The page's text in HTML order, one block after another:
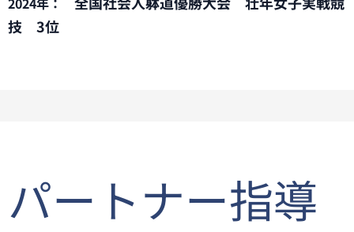
技 3位
パートナー指導